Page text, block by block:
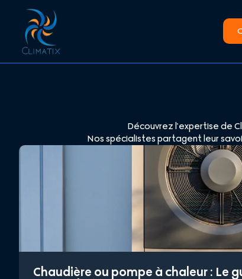
Découvrez l’expertise de
Nos spécialistes partagent leur
Chaudière ou pompe à chaleur : Le